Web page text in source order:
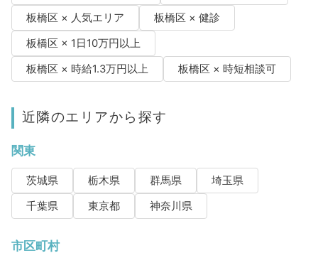
板橋区 × 人気エリア
板橋区 × 健診
板橋区 × 1日10万円以上
板橋区 × 時給1.3万円以上
板橋区 × 時短相談可
近隣のエリアから探す
関東
茨城県 栃木県 群馬県
埼玉県
千葉県
東京都 神奈川県
市区町村